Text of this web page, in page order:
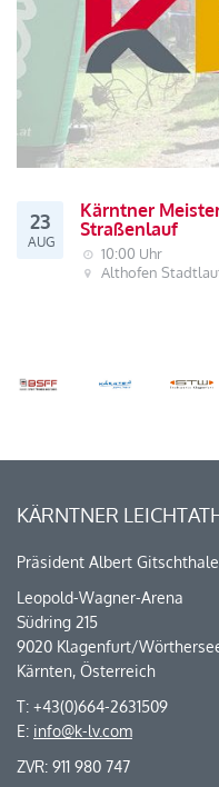
23
AUG
Kärntner
Straßenlauf
10:00 Uhr
Althofen
KÄRNTNER
Präsident Albert
Leopold-Wagner-Arena
Südring 215
9020 Klagenfurt/
Kärnten, Österreich
T: +43(0)664-2631509
E: info@k-lv.com
ZVR: 911 980 747